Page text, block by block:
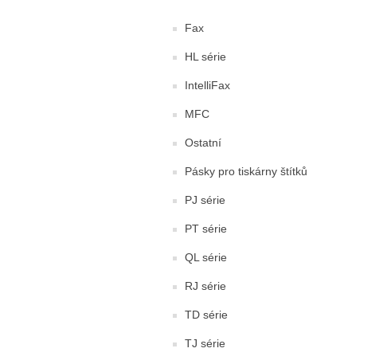
Fax
HL série
IntelliFax
MFC
Ostatní
Pásky pro tiskárny štítků
PJ série
PT série
QL série
RJ série
TD série
TJ série